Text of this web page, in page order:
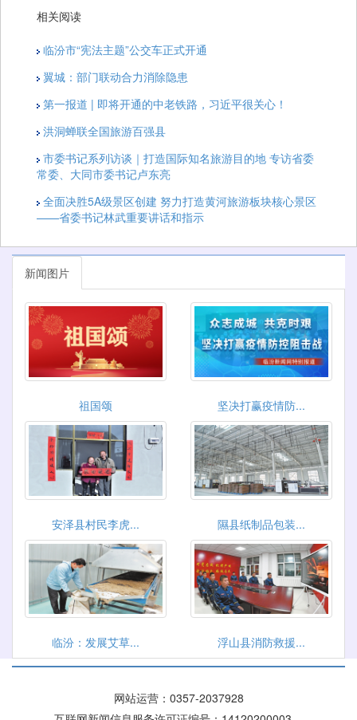
相关阅读
临汾市“宪法主题”公交车正式开通
翼城：部门联动合力消除隐患
第一报道 | 即将开通的中老铁路，习近平很关心！
洪洞蝉联全国旅游百强县
市委书记系列访谈｜打造国际知名旅游目的地 专访省委
常委、大同市委书记卢东亮
全面决胜5A级景区创建 努力打造黄河旅游板块核心景区
——省委书记林武重要讲话和指示
新闻图片
祖国颂 坚决打赢疫情防...
安泽县村民李虎... 隰县纸制品包装...
临汾：发展艾草... 浮山县消防救援...
网站运营： 0357-2037928